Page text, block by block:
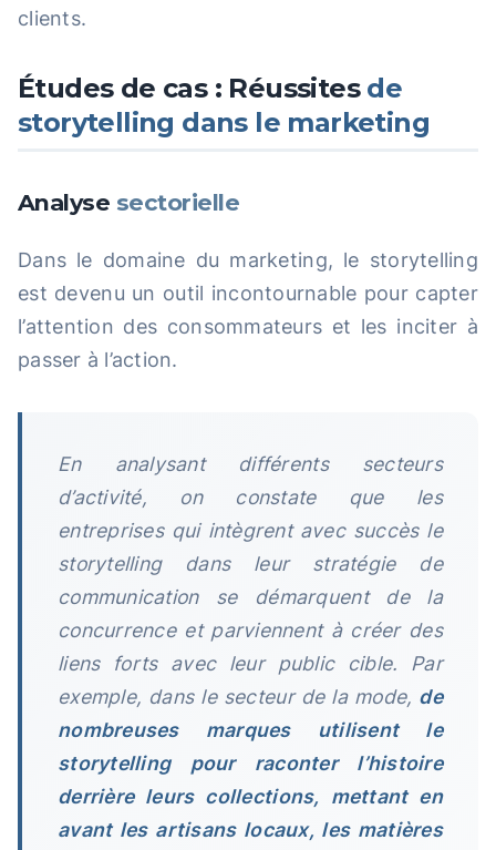
clients.
Études de cas : Réussites de
storytelling dans le marketing
Analyse sectorielle
Dans le domaine du marketing, le storytelling
est devenu un outil incontournable pour capter
l’attention des consommateurs et les inciter à
passer à l’action.
En analysant différents secteurs
d’activité, on constate que les
entreprises qui intègrent avec succès le
storytelling dans leur stratégie de
communication se démarquent de la
concurrence et parviennent à créer des
liens forts avec leur public cible. Par
exemple, dans le secteur de la mode, de
nombreuses marques utilisent le
storytelling pour raconter l’histoire
derrière leurs collections, mettant en
avant les artisans locaux, les matières